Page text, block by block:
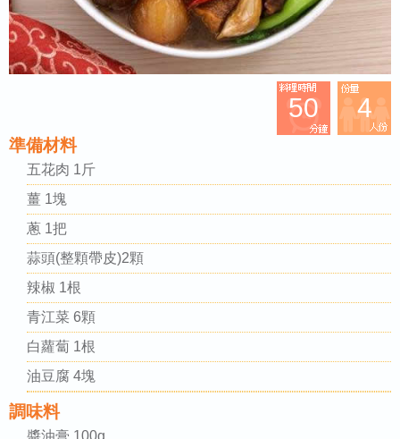
4
50
準備材料
五花肉 1斤
薑 1塊
蔥 1把
蒜頭(整顆帶皮)2顆
辣椒 1根
青江菜 6顆
白蘿蔔 1根
油豆腐 4塊
調味料
醬油膏 100g